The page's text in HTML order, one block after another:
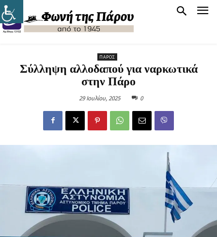
ΠΆΡΟΣ
Σύλληψη αλλοδαπού για ναρκωτικά
στην Πάρο
29 Ιουλίου, 2025 0